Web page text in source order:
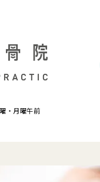
・月曜午前